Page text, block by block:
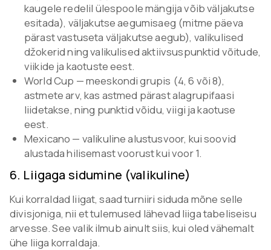
kaugele redelil ülespoole mängija võib väljakutse
esitada), väljakutse aegumisaeg (mitme päeva
pärast vastuseta väljakutse aegub), valikulised
džokerid ning valikulised aktiivsuspunktid võitude,
viikide ja kaotuste eest.
World Cup — meeskondi grupis (4, 6 või 8),
astmete arv, kas astmed pärast alagrupifaasi
liidetakse, ning punktid võidu, viigi ja kaotuse
eest.
Mexicano — valikuline alustusvoor, kui soovid
alustada hilisemast voorust kui voor 1.
6. Liigaga sidumine (valikuline)
Kui korraldad liigat, saad turniiri siduda mõne selle
divisjoniga, nii et tulemused lähevad liiga tabeliseisu
arvesse. See valik ilmub ainult siis, kui oled vähemalt
ühe liiga korraldaja.